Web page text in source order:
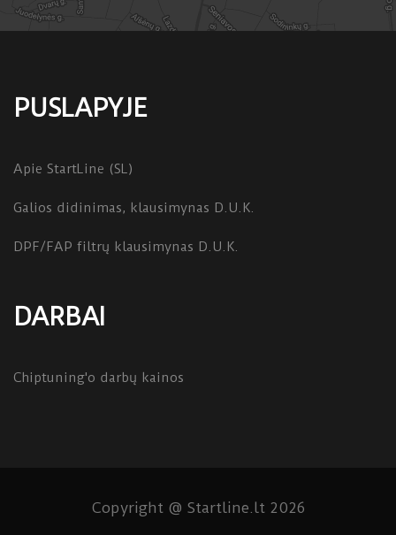
PUSLAPYJE
Apie StartLine (SL)
Galios didinimas, klausimynas D.U.K.
DPF/FAP filtrų klausimynas D.U.K.
DARBAI
Chiptuning'o darbų kainos
Copyright @ Startline.lt 2026